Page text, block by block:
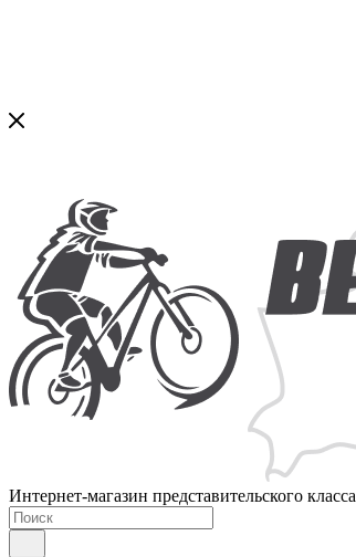
Интернет-магазин представительского класса